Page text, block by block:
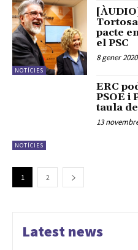
NOTÍCIES
pacte
el PSC
8 gener 2020
NOTÍCIES
ERC
PSOE i
taula
13
1 2
Latest news